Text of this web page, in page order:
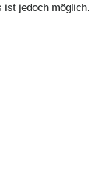
ist jedoch möglich.